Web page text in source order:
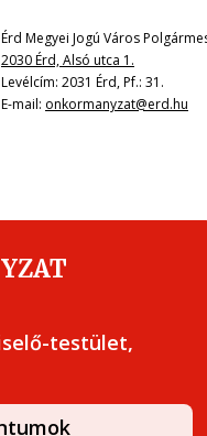
Érd Megyei Jogú Város
2030 Érd, Alsó utca 1.
Levélcím: 2031 Érd, Pf.: 31.
E-mail: onkormanyzat@erd.hu
testület,